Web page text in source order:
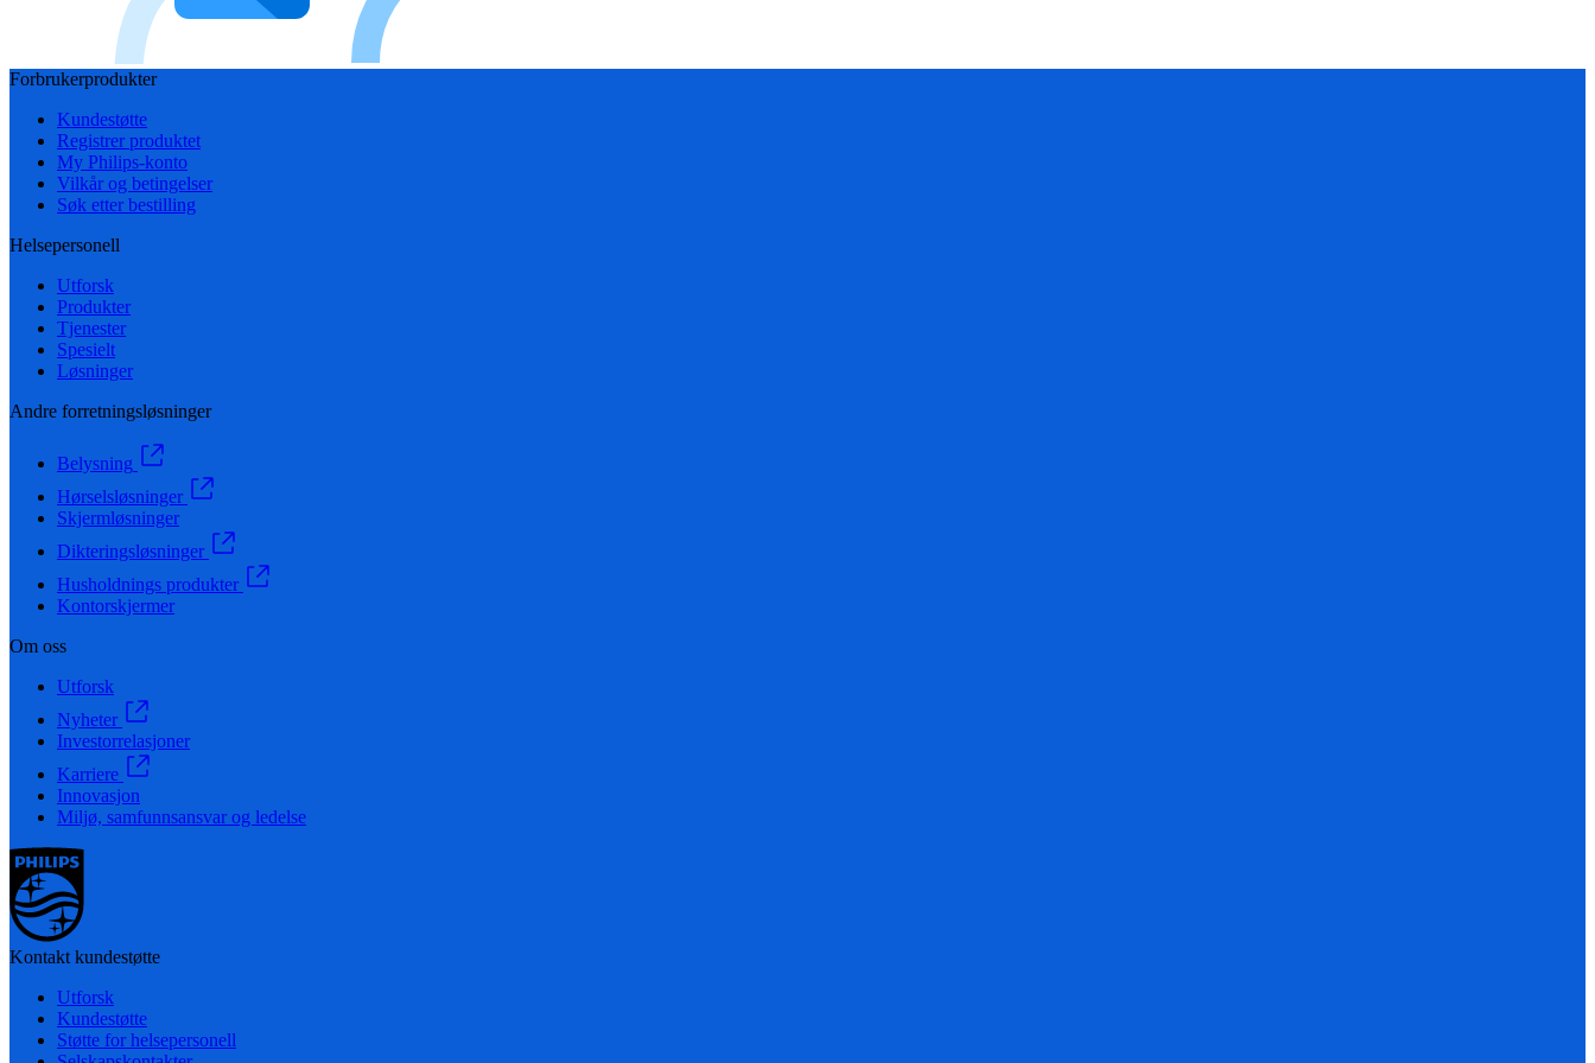
Forbrukerprodukter
Kundestøtte
Registrer produktet
My Philips-konto
Vilkår og betingelser
Søk etter bestilling
Helsepersonell
Utforsk
Produkter
Tjenester
Spesielt
Løsninger
Andre forretningsløsninger
Belysning
Hørselsløsninger
Skjermløsninger
Dikteringsløsninger
Husholdnings produkter
Kontorskjermer
Om oss
Utforsk
Nyheter
Investorrelasjoner
Karriere
Innovasjon
Miljø, samfunnsansvar og ledelse
Kontakt kundestøtte
Utforsk
Kundestøtte
Støtte for helsepersonell